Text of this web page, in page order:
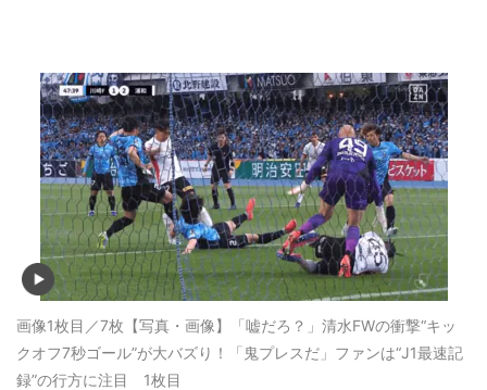
画像1枚目／7枚 【写真・画像】「嘘だろ？」清水FWの衝撃“キッ
クオフ7秒ゴール”が大バズり！「鬼プレスだ」ファンは“J1最速記
録”の行方に注目 1枚目